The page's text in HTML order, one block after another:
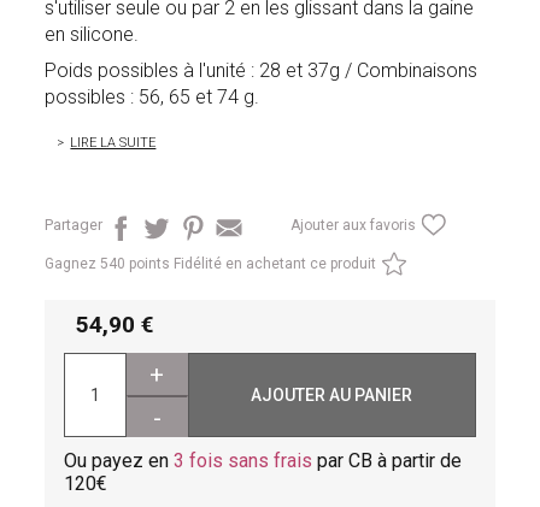
s'utiliser seule ou par 2 en les glissant dans la gaine
en silicone.
Poids possibles à l'unité : 28 et 37g / Combinaisons
possibles : 56, 65 et 74 g.
LIRE LA SUITE
Partager Ajouter aux favoris
Gagnez 540 points Fidélité en achetant ce produit
54,90
+
-
AJOUTER AU PANIER
Ou payez en3 fois sans frais par CB à partir de
120